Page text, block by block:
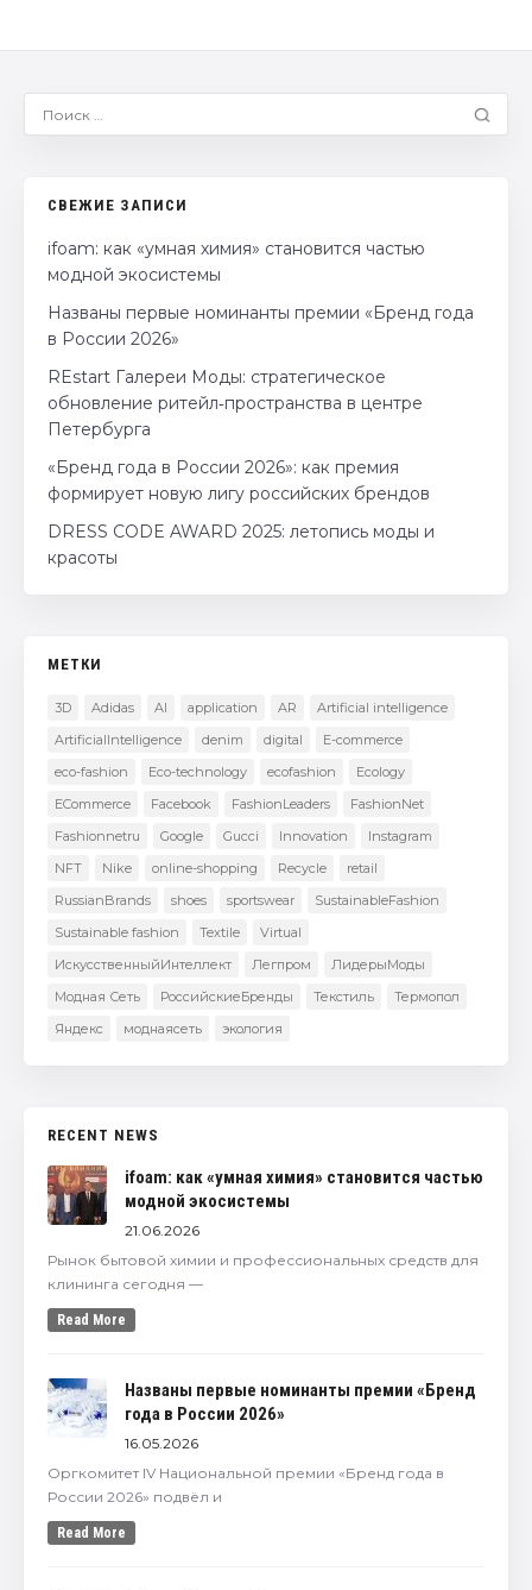
СВЕЖИЕ ЗАПИСИ
ifoam: как «умная химия» становится частью
модной экосистемы
Названы первые номинанты премии «Бренд года
в России 2026»
REstart Галереи Моды: стратегическое
обновление ритейл‑пространства в центре
Петербурга
«Бренд года в России 2026»: как премия
формирует новую лигу российских брендов
DRESS CODE AWARD 2025: летопись моды и
красоты
МЕТКИ
3D Adidas AI application AR
Artificial intelligence
ArtificialIntelligence
denim digital
E-commerce
eco-fashion
Eco-technology ecofashion
Ecology
ECommerce
Facebook FashionLeaders
FashionNet
Fashionnetru
Google Gucci Innovation
Instagram
NFT
Nike online-shopping Recycle
retail
RussianBrands
shoes sportswear
SustainableFashion
Sustainable fashion
Textile
Virtual
ИскусственныйИнтеллект
Легпром
ЛидерыМоды
Модная Сеть
РоссийскиеБренды Текстиль
Термопол
Яндекс
моднаясеть экология
RECENT NEWS
ifoam: как «умная химия» становится частью
модной экосистемы
21.06.2026
Рынок бытовой химии и профессиональных средств для
клининга сегодня —
Read More
Названы первые номинанты премии «Бренд
года в России 2026»
16.05.2026
Оргкомитет IV Национальной премии «Бренд года в
России 2026» подвёл и
Read More